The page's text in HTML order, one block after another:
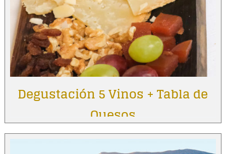
Degustación 5 Vinos + Tabla de
Quesos